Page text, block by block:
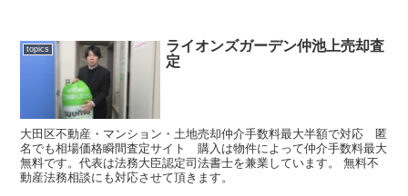
topics
ライオンズガーデン仲池上売却査
定
大田区不動産・マンション・土地売却仲介手数料最大半額で対応 匿
名でも相場価格瞬間査定サイト 購入は物件によって仲介手数料最大
無料です。代表は法務大臣認定司法書士を兼業しています。 無料不
動産法務相談にも対応させて頂きます。